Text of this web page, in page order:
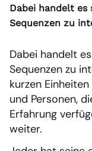
Dabei handelt
Sequenzen zu
Dabei handelt
Sequenzen zu
kurzen
und Personen,
Erfahrung
weiter.